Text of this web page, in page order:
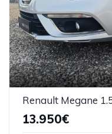
Renault Megane
13.950€